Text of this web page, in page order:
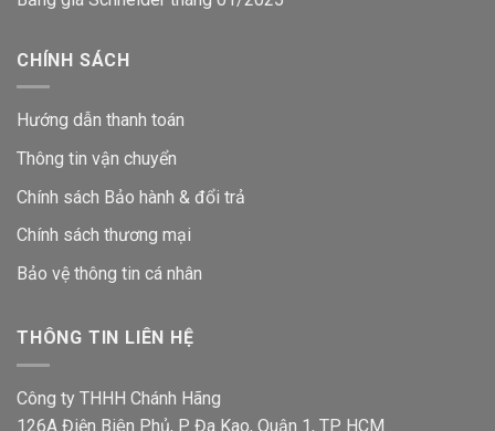
CHÍNH SÁCH
Hướng dẫn thanh toán
Thông tin vận chuyển
Chính sách Bảo hành & đổi trả
Chính sách thương mại
Bảo vệ thông tin cá nhân
THÔNG TIN LIÊN HỆ
Công ty THHH Chánh Hãng
126A Điện Biên Phủ, P. Đa Kao, Quận 1, TP. HCM